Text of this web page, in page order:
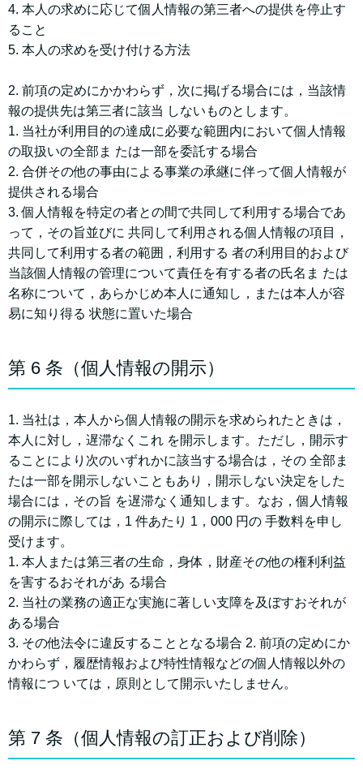
4. 本⼈の求めに応じて個⼈情報の第三者への提供を停⽌す
ること
5. 本⼈の求めを受け付ける⽅法
2. 前項の定めにかかわらず，次に掲げる場合には，当該情
報の提供先は第三者に該当 しないものとします。
1. 当社が利⽤⽬的の達成に必要な範囲内において個⼈情報
の取扱いの全部ま たは⼀部を委託する場合
2. 合併その他の事由による事業の承継に伴って個⼈情報が
提供される場合
3. 個⼈情報を特定の者との間で共同して利⽤する場合であ
って，その旨並びに 共同して利⽤される個⼈情報の項⽬，
共同して利⽤する者の範囲，利⽤する 者の利⽤⽬的および
当該個⼈情報の管理について責任を有する者の⽒名ま たは
名称について，あらかじめ本⼈に通知し，または本⼈が容
易に知り得る 状態に置いた場合
第 6 条（個⼈情報の開⽰）
1. 当社は，本⼈から個⼈情報の開⽰を求められたときは，
本⼈に対し，遅滞なくこれ を開⽰します。ただし，開⽰す
ることにより次のいずれかに該当する場合は，その 全部ま
たは⼀部を開⽰しないこともあり，開⽰しない決定をした
場合には，その旨 を遅滞なく通知します。なお，個⼈情報
の開⽰に際しては，1 件あたり 1，000 円の ⼿数料を申し
受けます。
1. 本⼈または第三者の⽣命，⾝体，財産その他の権利利益
を害するおそれがあ る場合
2. 当社の業務の適正な実施に著しい⽀障を及ぼすおそれが
ある場合
3. その他法令に違反することとなる場合 2. 前項の定めにか
かわらず，履歴情報および特性情報などの個⼈情報以外の
情報につ いては，原則として開⽰いたしません。
第 7 条（個⼈情報の訂正および削除）